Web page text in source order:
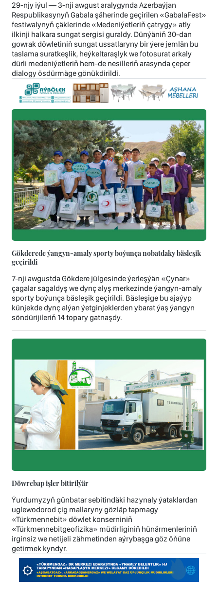
29-njy iýul — 3-nji awgust aralygynda Azerbaýjan
Respublikasynyň Gabala şäherinde geçirilen «GabalaFest»
festiwalynyň çäklerinde «Medeniýetleriň çatrygy» atly
ilkinji halkara sungat sergisi guraldy. Dünýäniň 30-dan
gowrak döwletiniň sungat ussatlaryny bir ýere jemlän bu
taslama suratkeşlik, heýkeltaraşlyk we fotosurat arkaly
dürli medeniýetleriň hem-de nesilleriň arasynda çeper
dialogy ösdürmäge gönükdirildi.
Gökderede ýangyn-amaly sporty boýunça nobatdaky bäsleşik
geçirildi
7-nji awgustda Gökdere jülgesinde ýerleşýän «Çynar»
çagalar sagaldyş we dynç alyş merkezinde ýangyn-amaly
sporty boýunça bäsleşik geçirildi. Bäsleşige bu ajaýyp
künjekde dynç alýan ýetginjeklerden ybarat ýaş ýangyn
söndürijileriň 14 topary gatnaşdy.
Döwrebap işler bitirilýär
Ýurdumyzyň günbatar sebitindäki hazynaly ýataklardan
uglewodorod çig mallaryny gözläp tapmagy
«Türkmennebit» döwlet konserniniň
«Türkmennebitgeofizika» müdirliginiň hünärmenleriniň
irginsiz we netijeli zähmetinden aýrybaşga göz öňüne
getirmek kyndyr.